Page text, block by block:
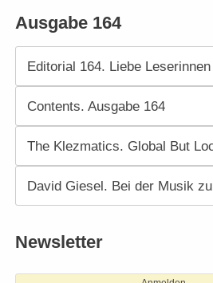
Ausgabe 164
Editorial 164. Liebe
Contents. Ausgabe 164
The Klezmatics. Global But
David Giesel. Bei der Musik
Newsletter